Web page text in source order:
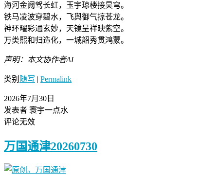
海河金阙驾长虹，玉宇琼楼接昊穹。
铁马凌波穿碧水，飞舆御气掠苍龙。
神环曜彩通玄妙，天镜呈祥映紫空。
万类熙和归造化，一城韶秀贯鸿蒙。
声明：本文协作者AI
类别 随写 | Permalink
2026年7月30日
发表者 寰宇一点水
评论无效
万国通津20260730